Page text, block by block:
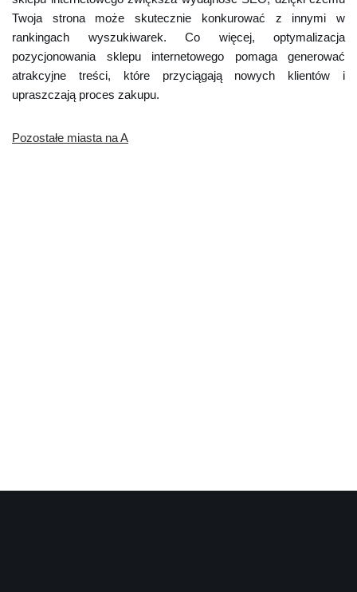
Twoja strona może skutecznie konkurować z innymi w
rankingach wyszukiwarek. Co więcej, optymalizacja
pozycjonowania sklepu internetowego pomaga generować
atrakcyjne treści, które przyciągają nowych klientów i
upraszczają proces zakupu.
Pozostałe miasta na A